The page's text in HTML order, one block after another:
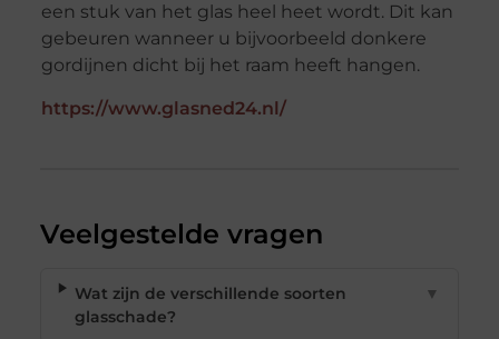
een stuk van het glas heel heet wordt. Dit kan
gebeuren wanneer u bijvoorbeeld donkere
gordijnen dicht bij het raam heeft hangen.
https://www.glasned24.nl/
Veelgestelde vragen
Wat zijn de verschillende soorten
glasschade?
▼